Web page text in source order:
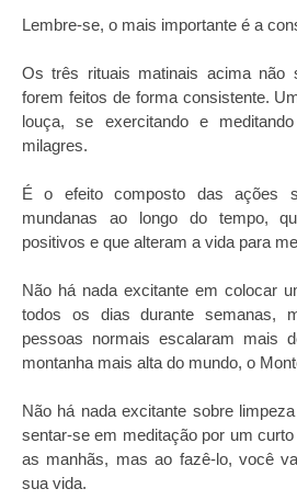
Lembre-se, o mais importante é a
Os três rituais matinais acima não
forem feitos de forma consistente.
louça, se exercitando e
milagres.
É o efeito composto das ações
mundanas ao longo do tempo,
positivos e que alteram a vida para
Não há nada excitante em colocar
todos os dias durante semanas,
pessoas normais escalaram
montanha mais alta do mundo, o
Não há nada excitante sobre
sentar-se em meditação por um
as manhãs, mas ao fazê-lo, você
sua vida.